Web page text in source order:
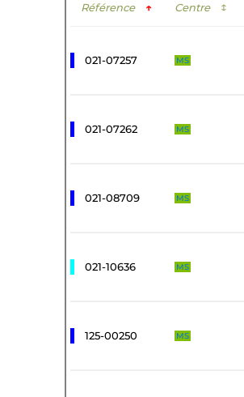
Référence ↑ Centre ↕
021-07257 MS
021-07262 MS
021-08709 MS
021-10636 MS
125-00250 MS